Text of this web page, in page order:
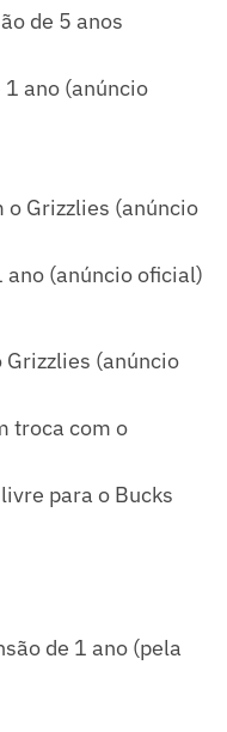
de 5 anos
ano (anúncio
o Grizzlies (anúncio
ano (anúncio oficial)
Grizzlies (anúncio
troca com o
para o Bucks
de 1 ano (pela